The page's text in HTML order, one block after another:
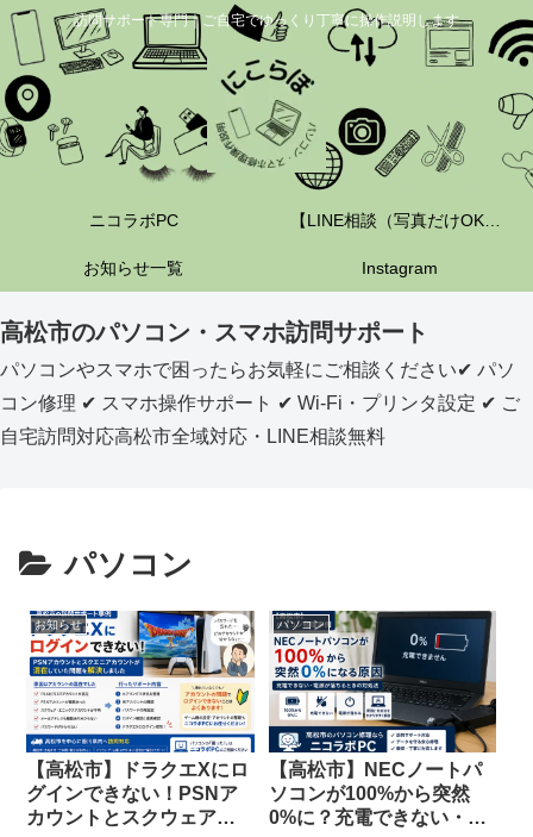
訪問サポート専門｜ご自宅でゆっくり丁寧に操作説明します
ニコラボPC 【LINE相談（写真だけOK）】
お知らせ一覧 Instagram
高松市のパソコン・スマホ訪問サポート
パソコンやスマホで困ったらお気軽にご相談ください✔ パソ
コン修理 ✔ スマホ操作サポート ✔ Wi-Fi・プリンタ設定 ✔ ご
自宅訪問対応高松市全域対応・LINE相談無料
パソコン
お知らせ
【高松市】ドラクエXにロ
グインできない！PSNア
カウントとスクウェア・
パソコン
【高松市】NECノートパ
ソコンが100%から突然
0%に？充電できない・電